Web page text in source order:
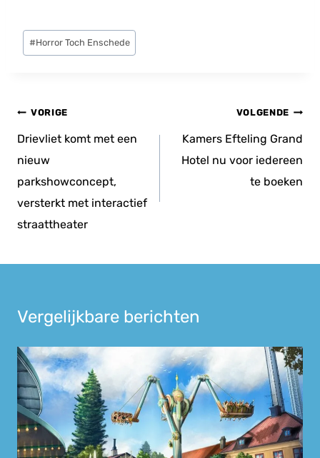
Bericht
tags:
#Horror Toch Enschede
Bericht
navigatie
VORIGE
Drievliet komt met een
nieuw
parkshowconcept,
versterkt met interactief
straattheater
VOLGENDE
Kamers Efteling Grand
Hotel nu voor iedereen
te boeken
Vergelijkbare berichten